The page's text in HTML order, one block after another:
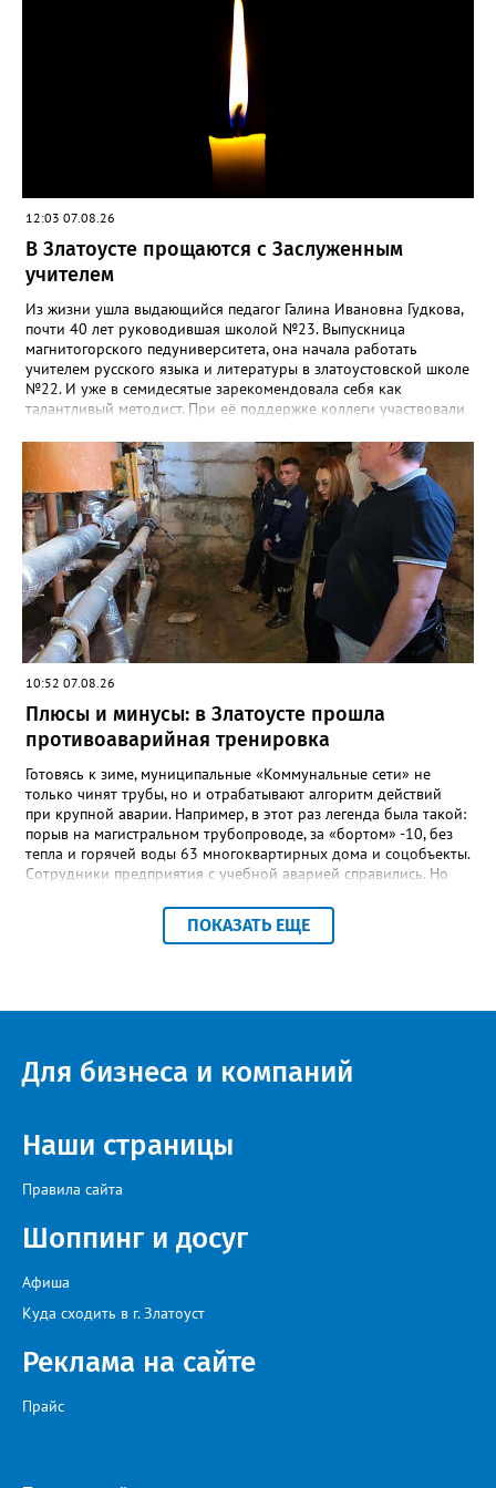
12:03 07.08.26
В Златоусте прощаются с Заслуженным
учителем
Из жизни ушла выдающийся педагог Галина Ивановна Гудкова,
почти 40 лет руководившая школой №23. Выпускница
магнитогорского педуниверситета, она начала работать
учителем русского языка и литературы в златоустовской школе
№22. И уже в семидесятые зарекомендовала себя как
талантливый методист. При её поддержке коллеги участвовали
«Благодаря её мудрому руководству в школе сформировался
сильный педагогический коллектив, объединённый общими
ценностями и любовью к своему делу. Для многих Галина
Ивановна навсегда останется не только талантливым
руководителем, но и настоящим Учителем с большой буквы», -
говорится в сообществе школы №23 во ВКонтакте. Свои
соболезнования семье Галины Ивановны выразил глава
Златоуста Олег Решетников. «Её вклад зафиксирован в
важнейших документах школы, но главное - он остался в
людях: в тех учителях, которых она поддержала, в тех
учениках, которых она вдохновила. Заслуженный учитель РФ,
«Отличник народного просвещения», обладатель медали «За
доблестный труд», Галина Ивановна оставила не только
награды и документы, но и работающий, живой механизм
школы, который продолжает жить её принципами», - говорится
в некрологе.
10:52 07.08.26
Плюсы и минусы: в Златоусте прошла
противоаварийная тренировка
Готовясь к зиме, муниципальные «Коммунальные сети» не
только чинят трубы, но и отрабатывают алгоритм действий
при крупной аварии. Например, в этот раз легенда была такой:
порыв на магистральном трубопроводе, за «бортом» -10, без
тепла и горячей воды 63 многоквартирных дома и соцобъекты.
Сотрудники предприятия с учебной аварией справились. Но
отметили и недочёты. «Например, управляющие компании
несвоевременно приняли меры для предотвращения
— сообщила начальник Главного управления ГЖИ Ирина
оперативно делиться информацией со всеми
заинтересованными – от поставщика тепла до конечных
ПОКАЗАТЬ ЕЩЕ
Для бизнеса и компаний
Наши страницы
Правила сайта
Шоппинг и досуг
Афиша
Куда сходить в г. Златоуст
Реклама на сайте
Прайс